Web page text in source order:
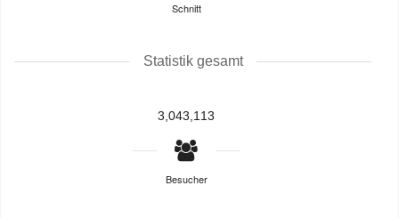
Schnitt
Statistik gesamt
3,043,113
Besucher